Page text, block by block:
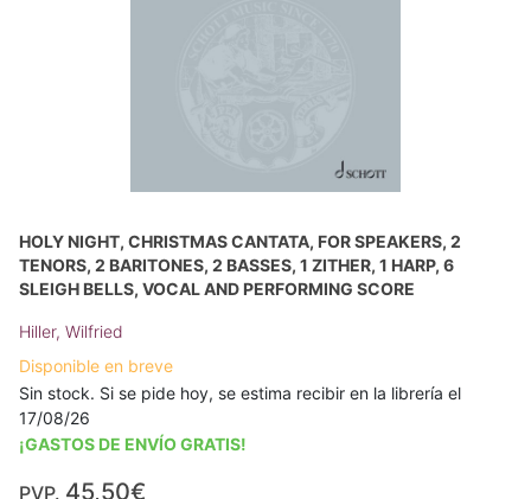
HOLY NIGHT, CHRISTMAS CANTATA, FOR SPEAKERS, 2
TENORS, 2 BARITONES, 2 BASSES, 1 ZITHER, 1 HARP, 6
SLEIGH BELLS, VOCAL AND PERFORMING SCORE
Hiller, Wilfried
Disponible en breve
Sin stock. Si se pide hoy, se estima recibir en la librería el
17/08/26
¡GASTOS DE ENVÍO GRATIS!
PVP. 45,50€